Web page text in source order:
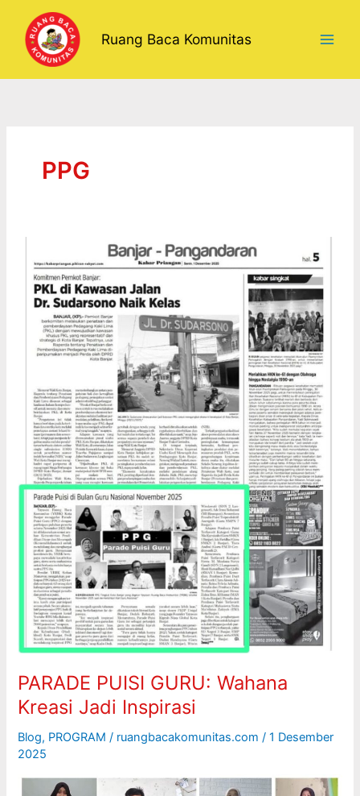
konten
Ruang Baca Komunitas
PPG
PARADE PUISI GURU: Wahana
Kreasi Jadi Inspirasi
Blog, PROGRAM / ruangbacakomunitas.com/1 Desember
2025
PUISI
GURU:
Wahana
Kreasi
Jadi
Inspirasi